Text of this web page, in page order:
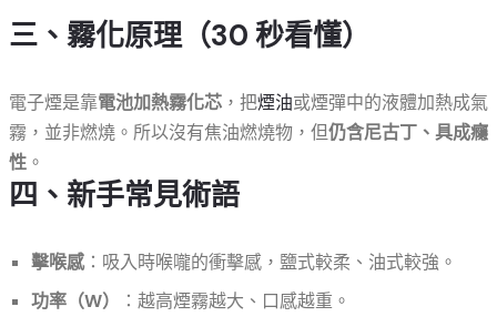
三、霧化原理（30 秒看懂）
電子煙是靠電池加熱霧化芯，把煙油或煙彈中的液體加熱成氣
霧，並非燃燒。所以沒有焦油燃燒物，但仍含尼古丁、具成癮
性。
四、新手常見術語
擊喉感：吸入時喉嚨的衝擊感，鹽式較柔、油式較強。
功率（W）
：越高煙霧越大、口感越重。